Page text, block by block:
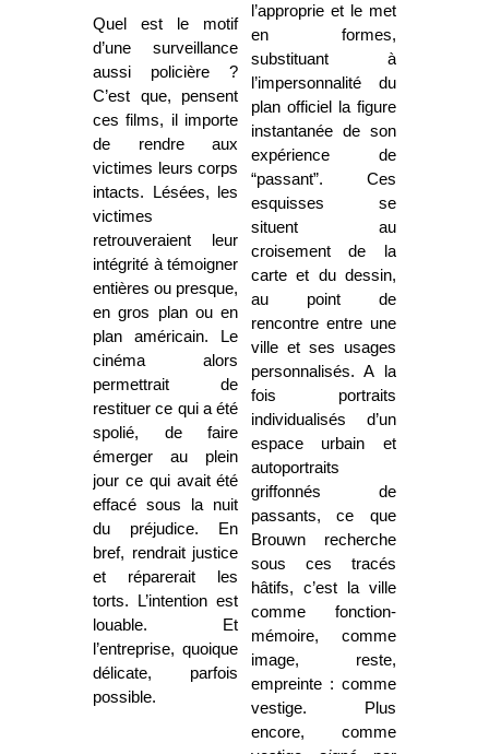
Quel est le motif
d’une surveillance
aussi policière ?
C’est que, pensent
ces films, il importe
de rendre aux
victimes leurs corps
intacts. Lésées, les
victimes
retrouveraient leur
intégrité à témoigner
entières ou presque,
en gros plan ou en
plan américain. Le
cinéma alors
permettrait de
restituer ce qui a été
spolié, de faire
émerger au plein
jour ce qui avait été
effacé sous la nuit
du préjudice. En
bref, rendrait justice
et réparerait les
torts. L’intention est
louable. Et
l’entreprise, quoique
délicate, parfois
possible.
l’approprie et le met
en formes,
substituant à
l’impersonnalité du
plan officiel la figure
instantanée de son
expérience de
“passant”. Ces
esquisses se
situent au
croisement de la
carte et du dessin,
au point de
rencontre entre une
ville et ses usages
personnalisés. A la
fois portraits
individualisés d’un
espace urbain et
autoportraits
griffonnés de
passants, ce que
Brouwn recherche
sous ces tracés
hâtifs, c’est la ville
comme fonction-
mémoire, comme
image, reste,
empreinte : comme
vestige. Plus
encore, comme